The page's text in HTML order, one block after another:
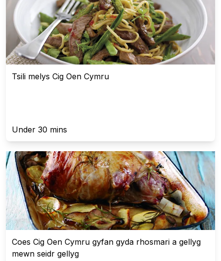
Tsili melys Cig Oen Cymru
Under 30 mins
Coes Cig Oen Cymru gyfan gyda rhosmari a gellyg
mewn seidr gellyg